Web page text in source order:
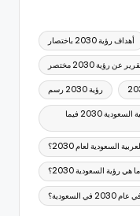
أهداف رؤية 2030 باختصار
عن رؤية 2030 مختصر
رؤية 2030 رسم
ما هو الهدف الرئيسي لخطة رؤية المملكة العربية السعودية 2030 فيما
السعودية لعام 2030؟
ما هي رؤية السعودية 2030؟
السعودية؟